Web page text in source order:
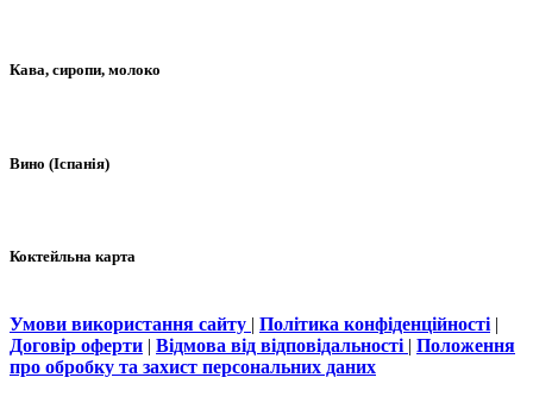
Кава, сиропи, молоко
Вино (Іспанія)
Коктейльна карта
Умови використання сайту | Політика конфіденційності |
Договір оферти | Відмова від відповідальності | Положення
про обробку та захист персональних даних